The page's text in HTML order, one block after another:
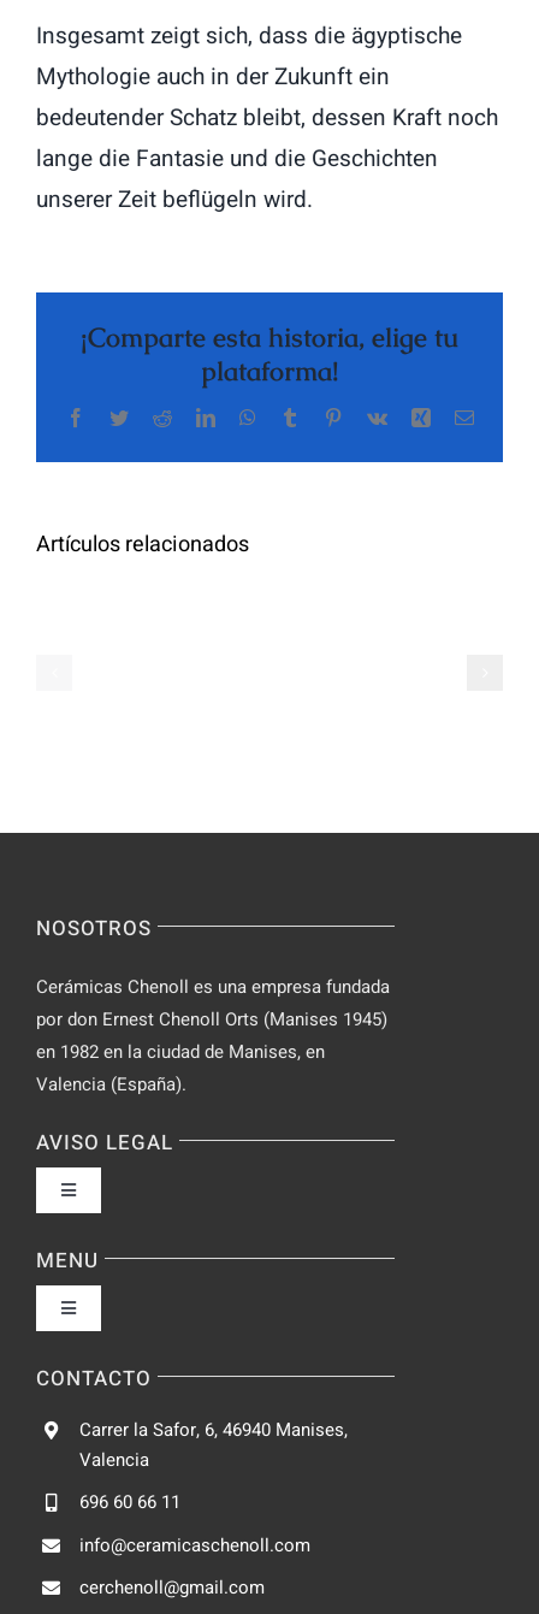
Insgesamt zeigt sich, dass die ägyptische
Mythologie auch in der Zukunft ein
bedeutender Schatz bleibt, dessen Kraft noch
lange die Fantasie und die Geschichten
unserer Zeit beflügeln wird.
¡Comparte esta historia, elige tu
plataforma!
Facebook
TwitterRedditLinkedInWhatsApp
TumblrPinterest
Vk Xing Correo
Artículos relacionados
NOSOTROS
Cerámicas Chenoll es una empresa fundada
por don Ernest Chenoll Orts (Manises 1945)
en 1982 en la ciudad de Manises, en
Valencia (España).
AVISO LEGAL
Toggle
Política de privacidad
Condiciones de uso
Ley de cookies
MENU
Toggle
Fabrica
CONTACTO
Carrer la Safor, 6, 46940 Manises,
Valencia
696 60 66 11
info@ceramicaschenoll.com
cerchenoll@gmail.com